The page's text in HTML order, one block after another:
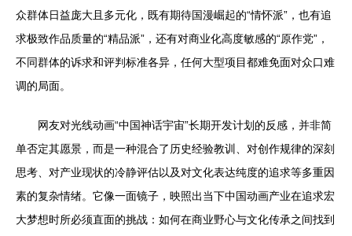
众群体日益庞大且多元化，既有期待国漫崛起的“情怀派”，也有追
求极致作品质量的“精品派”，还有对商业化高度敏感的“原作党”，
不同群体的诉求和评判标准各异，任何大型项目都难免面对众口难
调的局面。
网友对光线动画“中国神话宇宙”长期开发计划的反感，并非简
单否定其愿景，而是一种混合了历史经验教训、对创作规律的深刻
思考、对产业现状的冷静评估以及对文化表达纯度的追求等多重因
素的复杂情绪。它像一面镜子，映照出当下中国动画产业在追求宏
大梦想时所必须直面的挑战：如何在商业野心与文化传承之间找到